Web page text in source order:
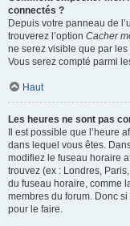
connectés ?
Depuis votre panneau de
trouverez l’option Cacher
ne serez visible que par
Vous serez compté parmi
Haut
Les heures ne sont pas
Il est possible que l’heure
dans lequel vous êtes.
modifiez le fuseau horaire
trouvez (ex : Londres,
du fuseau horaire, comme
membres du forum. Donc si
pour le faire.